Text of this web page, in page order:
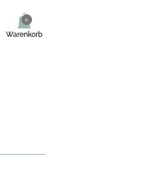
Warenkorb
0